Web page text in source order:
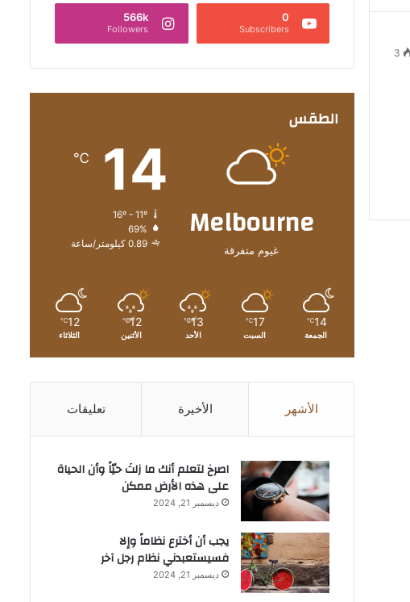
3
0
Subscribers
566k
Followers
الطقس
Melbourne
غيوم متفرقة
14
℃
16º - 11º
69%
0.89 كيلومتر/ساعة
14
℃
الجمعة
17
℃
السبت
13
℃
الأحد
12
℃
الأثنين
12
℃
الثلاثاء
الأشهر الأخيرة تعليقات
‫اصرخ لتعلم أنك ما زلتَ حيّاً وأن الحياة
على هذه الأرض ممكن
ديسمبر 21, 2024
يجب أن أخترع نظاماً وإلا
فسيستعبدني نظام رجل آخر
ديسمبر 21, 2024